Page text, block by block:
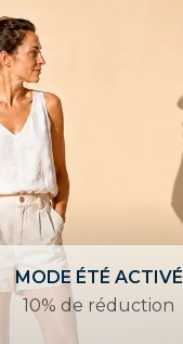
MODE ÉTÉ ACTIVÉ
10% de réduction